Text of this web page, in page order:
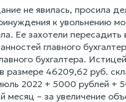
не явилась, просила
к увольнению
Ее захотели пересадить
главного
бухгалтера.
в размере 46209,62 руб.
2022 + 5000 рублей +
– за увеличение